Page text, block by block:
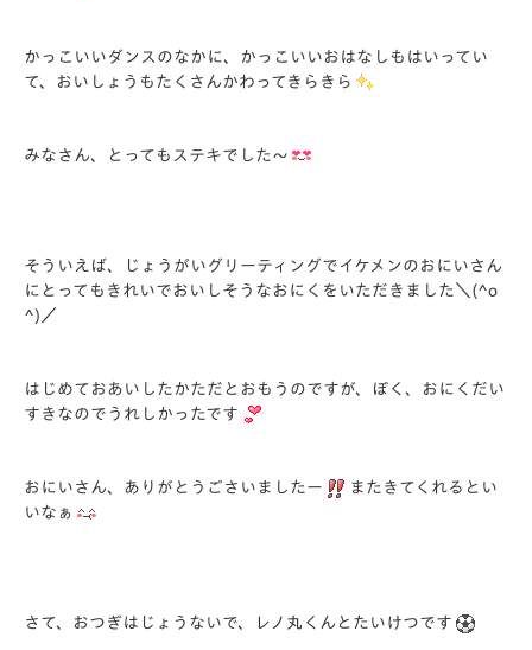
かっこいいダンスのなかに、かっこいいおはなしもはいってい
て、おいしょうもたくさんかわってきらきら
みなさん、とってもステキでした～
そういえば、じょうがいグリーティングでイケメンのおにいさん
にとってもきれいでおいしそうなおにくをいただきました＼(^o
^)／
はじめておあいしたかただとおもうのですが、ぼく、おにくだい
すきなのでうれしかったです
おにいさん、ありがとうごさいましたー
またきてくれるとい
いなぁ
さて、おつぎはじょうないで、レノ丸くんとたいけつです